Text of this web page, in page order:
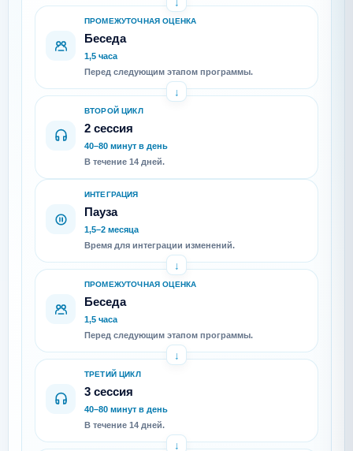
ПРОМЕЖУТОЧНАЯ ОЦЕНКА
Беседа
1,5 часа
Перед следующим этапом программы.
ВТОРОЙ ЦИКЛ
2 сессия
40–80 минут в день
В течение 14 дней.
ИНТЕГРАЦИЯ
Пауза
1,5–2 месяца
Время для интеграции изменений.
ПРОМЕЖУТОЧНАЯ ОЦЕНКА
Беседа
1,5 часа
Перед следующим этапом программы.
ТРЕТИЙ ЦИКЛ
3 сессия
40–80 минут в день
В течение 14 дней.